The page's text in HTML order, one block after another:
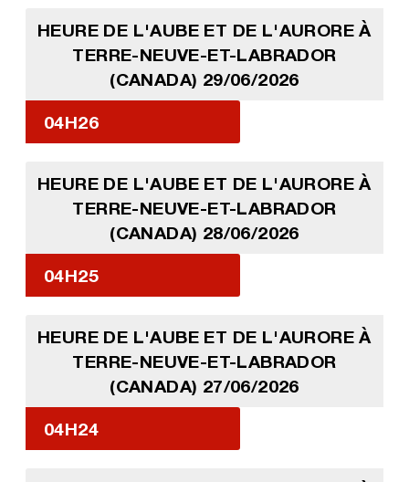
HEURE DE L'AUBE ET DE L'AURORE À
TERRE-NEUVE-ET-LABRADOR
(CANADA) 29/06/2026
04H26
HEURE DE L'AUBE ET DE L'AURORE À
TERRE-NEUVE-ET-LABRADOR
(CANADA) 28/06/2026
04H25
HEURE DE L'AUBE ET DE L'AURORE À
TERRE-NEUVE-ET-LABRADOR
(CANADA) 27/06/2026
04H24